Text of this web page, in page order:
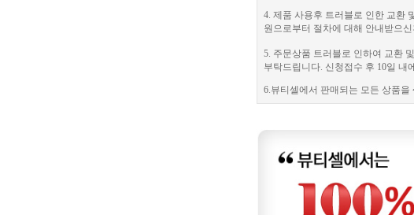
4. 제품 사용후 트러블로 인한 교환
원으로부터 절차에 대해 안내받으
5. 주문상품 트러블로 인하여 교환
부탁드립니다. 신청접수 후 10일 내
6.뷰티셀에서 판매되는 모든 상품을